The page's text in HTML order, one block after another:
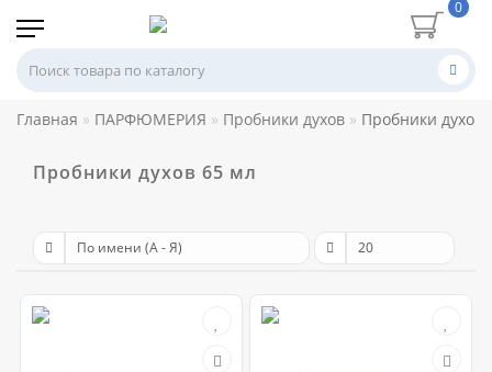
0
Главная ПАРФЮМЕРИЯ Пробники духов Пробники духов
Пробники духов 65 мл